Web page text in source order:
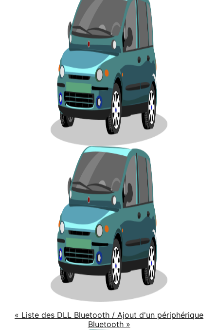
« Liste des DLL Bluetooth / Ajout d'un périphérique
Bluetooth »